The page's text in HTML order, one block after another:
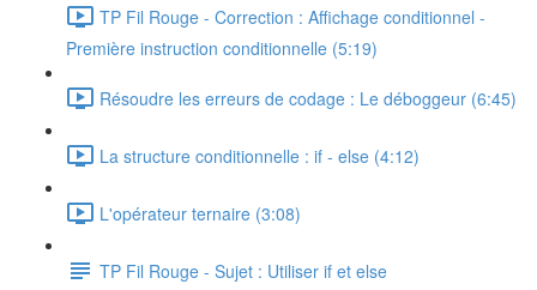
TP Fil Rouge - Correction : Affichage conditionnel -
Première instruction conditionnelle (5:19)
Résoudre les erreurs de codage : Le déboggeur (6:45)
La structure conditionnelle : if - else (4:12)
L'opérateur ternaire (3:08)
TP Fil Rouge - Sujet : Utiliser if et else